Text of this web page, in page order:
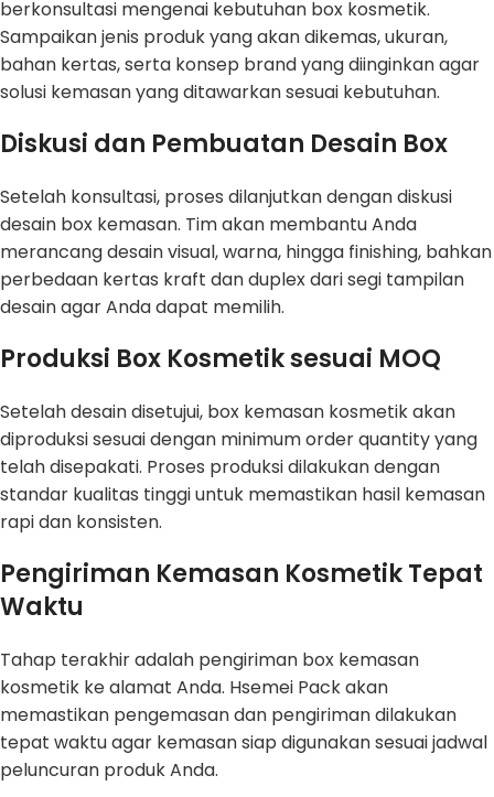
berkonsultasi mengenai kebutuhan box kosmetik.
Sampaikan jenis produk yang akan dikemas, ukuran,
bahan kertas, serta konsep brand yang diinginkan agar
solusi kemasan yang ditawarkan sesuai kebutuhan.
Diskusi dan Pembuatan Desain Box
Setelah konsultasi, proses dilanjutkan dengan diskusi
desain box kemasan. Tim akan membantu Anda
merancang desain visual, warna, hingga finishing, bahkan
perbedaan kertas kraft dan duplex dari segi tampilan
desain agar Anda dapat memilih.
Produksi Box Kosmetik sesuai MOQ
Setelah desain disetujui, box kemasan kosmetik akan
diproduksi sesuai dengan minimum order quantity yang
telah disepakati. Proses produksi dilakukan dengan
standar kualitas tinggi untuk memastikan hasil kemasan
rapi dan konsisten.
Pengiriman Kemasan Kosmetik Tepat
Waktu
Tahap terakhir adalah pengiriman box kemasan
kosmetik ke alamat Anda. Hsemei Pack akan
memastikan pengemasan dan pengiriman dilakukan
tepat waktu agar kemasan siap digunakan sesuai jadwal
peluncuran produk Anda.